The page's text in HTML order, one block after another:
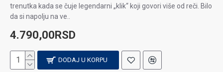
trenutka kada se čuje legendarni „klik“ koji govori više od reči. Bilo
da si napolju na ve..
4.790,00RSD
DODAJ U KORPU